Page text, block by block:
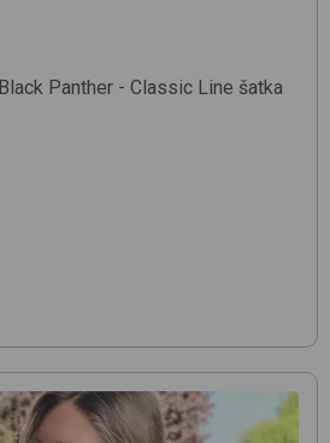
Black Panther - Classic Line šatka